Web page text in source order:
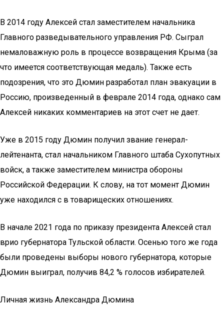
В 2014 году Алексей стал заместителем начальника
Главного разведывательного управления РФ. Сыграл
немаловажную роль в процессе возвращения Крыма (за
что имеется соответствующая медаль). Также есть
подозрения, что это Дюмин разработал план эвакуации в
Россию, произведенный в феврале 2014 года, однако сам
Алексей никаких комментариев на этот счет не дает.
Уже в 2015 году Дюмин получил звание генерал-
лейтенанта, стал начальником Главного штаба Сухопутных
войск, а также заместителем министра обороны
Российской Федерации. К слову, на тот момент Дюмин
уже находился с в товарищеских отношениях.
В начале 2021 года по приказу президента Алексей стал
врио губернатора Тульской области. Осенью того же года
были проведены выборы нового губернатора, которые
Дюмин выиграл, получив 84,2 % голосов избирателей.
Личная жизнь Александра Дюмина